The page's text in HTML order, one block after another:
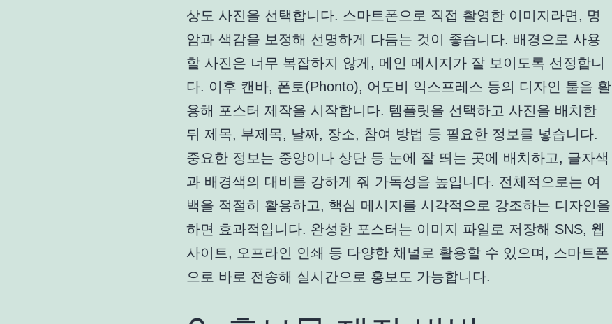
상도 사진을 선택합니다. 스마트폰으로 직접 촬영한 이미지라면, 명
암과 색감을 보정해 선명하게 다듬는 것이 좋습니다. 배경으로 사용
할 사진은 너무 복잡하지 않게, 메인 메시지가 잘 보이도록 선정합니
다. 이후 캔바, 폰토(Phonto), 어도비 익스프레스 등의 디자인 툴을 활
용해 포스터 제작을 시작합니다. 템플릿을 선택하고 사진을 배치한
뒤 제목, 부제목, 날짜, 장소, 참여 방법 등 필요한 정보를 넣습니다.
중요한 정보는 중앙이나 상단 등 눈에 잘 띄는 곳에 배치하고, 글자색
과 배경색의 대비를 강하게 줘 가독성을 높입니다. 전체적으로는 여
백을 적절히 활용하고, 핵심 메시지를 시각적으로 강조하는 디자인을
하면 효과적입니다. 완성한 포스터는 이미지 파일로 저장해 SNS, 웹
사이트, 오프라인 인쇄 등 다양한 채널로 활용할 수 있으며, 스마트폰
으로 바로 전송해 실시간으로 홍보도 가능합니다.